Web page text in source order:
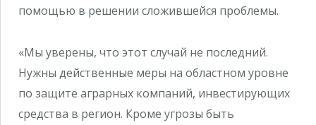
помощью в решении сложившейся проблемы.
«Мы уверены, что этот случай не последний.
Нужны действенные меры на областном уровне
по защите аграрных компаний, инвестирующих
средства в регион. Кроме угрозы быть